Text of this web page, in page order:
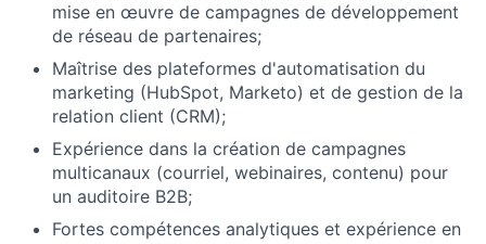
mise en œuvre de campagnes de développement
de réseau de partenaires;
Maîtrise des plateformes d'automatisation du
marketing (HubSpot, Marketo) et de gestion de la
relation client (CRM);
Expérience dans la création de campagnes
multicanaux (courriel, webinaires, contenu) pour
un auditoire B2B;
Fortes compétences analytiques et expérience en